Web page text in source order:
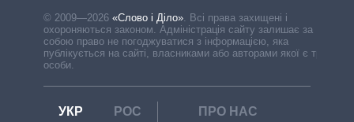
© 2009—2026 «Слово і Діло» Всі права захищені і
охороняються законом. Адміністрація сайту залишає за
собою право не погоджуватися з інформацією, яка
публікується на сайті, власниками або авторами якої є треті
особи.
УКР РОС
ПРО НАС